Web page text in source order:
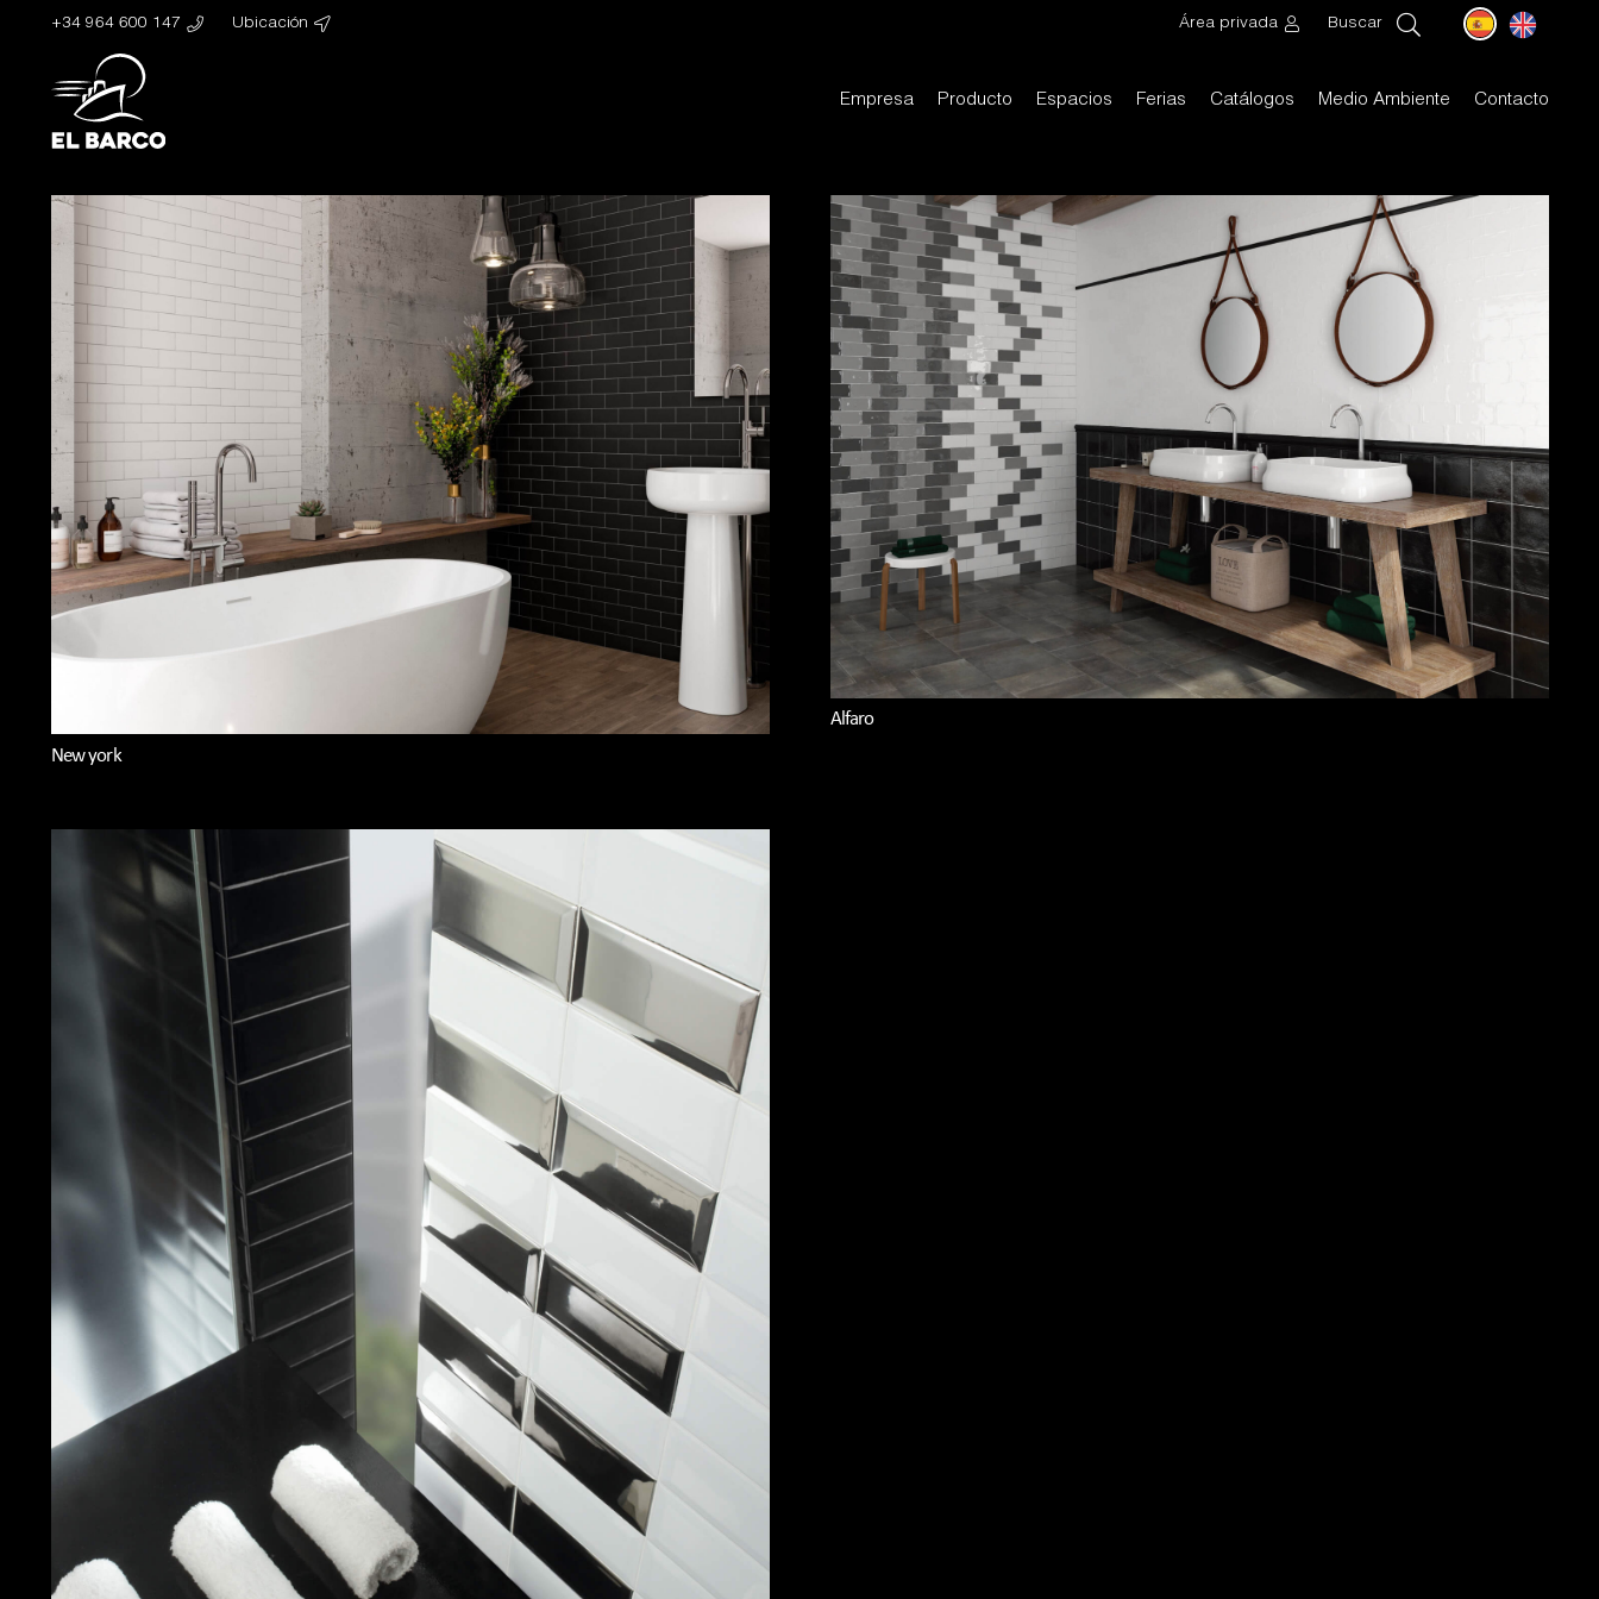
+34 964 600 147 Ubicación Área privada Buscar
Empresa Producto Espacios Ferias Catálogos Medio Ambiente Contacto
New york
Alfaro